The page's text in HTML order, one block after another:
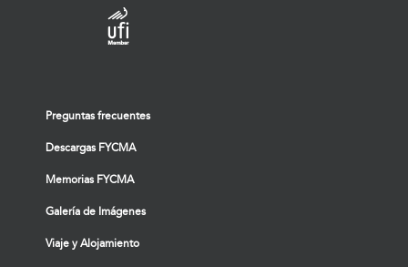
Preguntas frecuentes
Descargas FYCMA
Memorias FYCMA
Galería de Imágenes
Viaje y Alojamiento